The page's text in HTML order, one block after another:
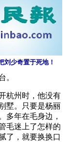
刘少奇置于死地！
。
杭州时，他没有
墅。只要是杨丽
多年在毛身边，
毛迷上了怎样的
了，就要换换口